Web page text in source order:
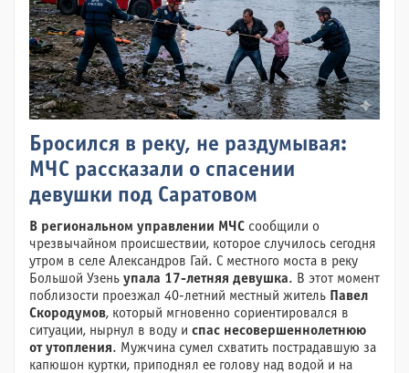
Бросился в реку, не раздумывая:
МЧС рассказали о спасении
девушки под Саратовом
В региональном управлении МЧС сообщили о
чрезвычайном происшествии, которое случилось сегодня
утром в селе Александров Гай. С местного моста в реку
Большой Узень упала 17-летняя девушка. В этот момент
поблизости проезжал 40-летний местный житель Павел
Скородумов, который мгновенно сориентировался в
ситуации, нырнул в воду и спас несовершеннолетнюю
от утопления. Мужчина сумел схватить пострадавшую за
капюшон куртки, приподнял ее голову над водой и на